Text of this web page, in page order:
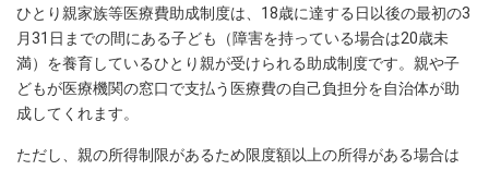
ひとり親家族等医療費助成制度は、18歳に達する日以後の最初の3
月31日までの間にある子ども（障害を持っている場合は20歳未
満）を養育しているひとり親が受けられる助成制度です。親や子
どもが医療機関の窓口で支払う医療費の自己負担分を自治体が助
成してくれます。
ただし、親の所得制限があるため限度額以上の所得がある場合は